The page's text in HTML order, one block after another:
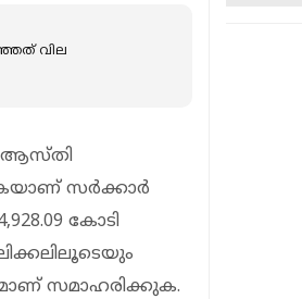
വില
ആസ്തി
സര്‍ക്കാര്‍
കോടി
സമാഹരിക്കുക.